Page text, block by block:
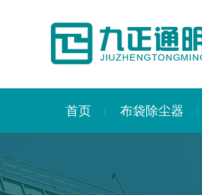
首页 布袋除尘器